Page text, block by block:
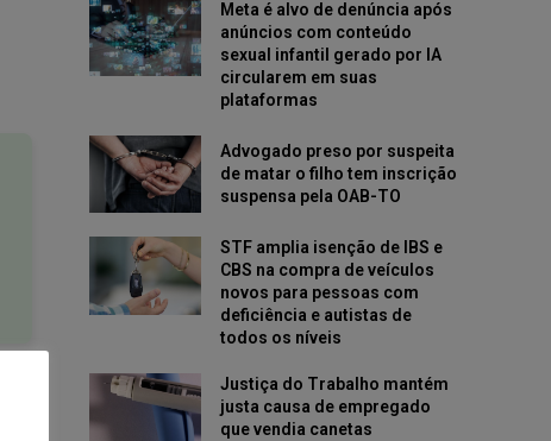
Meta é alvo de denúncia após
anúncios com conteúdo
sexual infantil gerado por IA
circularem em suas
plataformas
Advogado preso por suspeita
de matar o filho tem inscrição
suspensa pela OAB-TO
STF amplia isenção de IBS e
CBS na compra de veículos
novos para pessoas com
deficiência e autistas de
todos os níveis
Justiça do Trabalho mantém
justa causa de empregado
que vendia canetas